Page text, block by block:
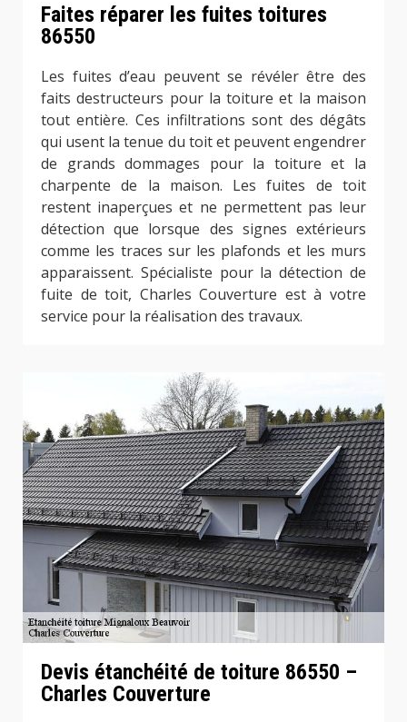
Faites réparer les fuites toitures
86550
Les fuites d’eau peuvent se révéler être des
faits destructeurs pour la toiture et la maison
tout entière. Ces infiltrations sont des dégâts
qui usent la tenue du toit et peuvent engendrer
de grands dommages pour la toiture et la
charpente de la maison. Les fuites de toit
restent inaperçues et ne permettent pas leur
détection que lorsque des signes extérieurs
comme les traces sur les plafonds et les murs
apparaissent. Spécialiste pour la détection de
fuite de toit, Charles Couverture est à votre
service pour la réalisation des travaux.
Devis étanchéité de toiture 86550 –
Charles Couverture